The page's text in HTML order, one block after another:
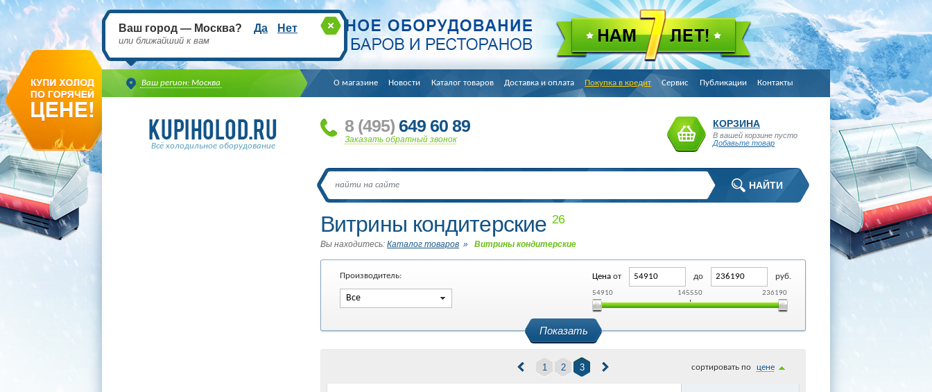
Ваш регион: Москва
Ваш город — Москва? Да Нет
или ближайший к вам
О магазине Новости Каталог товаров Доставка и оплата Покупка в кредит Сервис Публикации Контакты
Всё холодильное оборудование
8 (495) 649 60 89
Заказать обратный звонок
КОРЗИНА
В вашей корзине пусто
Добавьте товар
Витрины кондитерские26
Вы находитесь: Каталог товаров » Витрины кондитерские
Производитель:
Все
Цена от до руб.
54910 145550 236190
Показать
1 2 3 cортировать по цене